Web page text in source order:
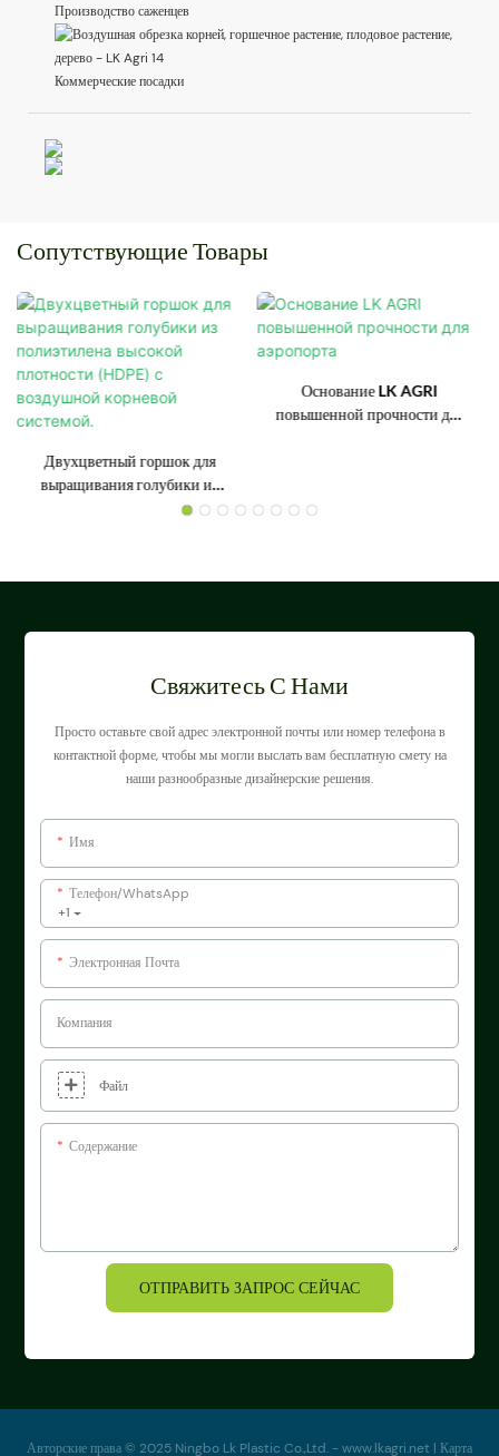
Производство саженцев
Коммерческие посадки
Сопутствующие Товары
Двухцветный горшок для
выращивания голубики из
полиэтилена высокой
системой.
Основание LK AGRI
повышенной прочности для
Свяжитесь С Нами
Просто оставьте свой адрес электронной почты или номер телефона в
контактной форме, чтобы мы могли выслать вам бесплатную смету на
наши разнообразные дизайнерские решения.
Имя
+1
Телефон/WhatsApp
Электронная Почта
Компания
Файл
Содержание
ОТПРАВИТЬ ЗАПРОС СЕЙЧАС
Авторские права © 2025 Ningbo Lk Plastic Co.,Ltd. -www.lkagri.net | Карта